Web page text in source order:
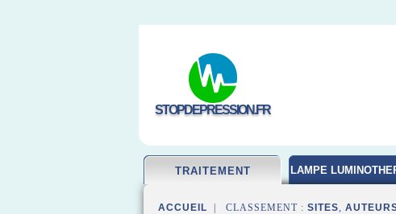
STOPDEPRESSION.FR
TRAITEMENT LAMPE
ACCUEIL | CLASSEMENT : SITES,